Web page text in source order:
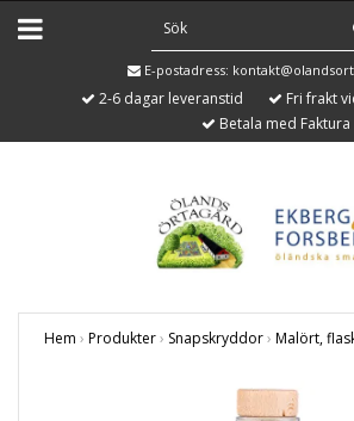
E-postadress:
2-6 dagar leveranstid
Fri frakt
Betala med Faktura
Hem › Produkter› Snapskryddor› Malört,